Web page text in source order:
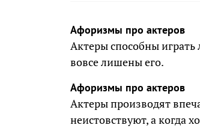
Афоризмы про актеров
Актеры способны
вовсе лишены его.
Афоризмы про актеров
Актеры производят
неистовствуют, а когда